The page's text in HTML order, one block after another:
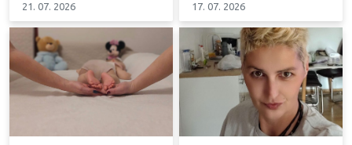
21. 07. 2026 17. 07. 2026